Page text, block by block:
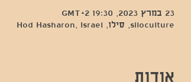
23 במרץ 2023, 19:30 GMT‎+2‎
siloculture, סילו, Hod Hasharon, Israel
אודות